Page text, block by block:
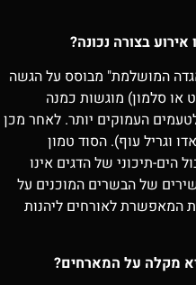
בצורה נכונה?
המושלמת" מבוסס על הגשה
או סלמון) מוגשות כמנה
העמוקים יותר. לאחר מכן
וגריל עוף). הסוד טמון
הים-תיכוני של הדגים אינו
של הבשרים המוכנים על
המאפשרת לאורחים ליהנות
מקלה על המארחים?